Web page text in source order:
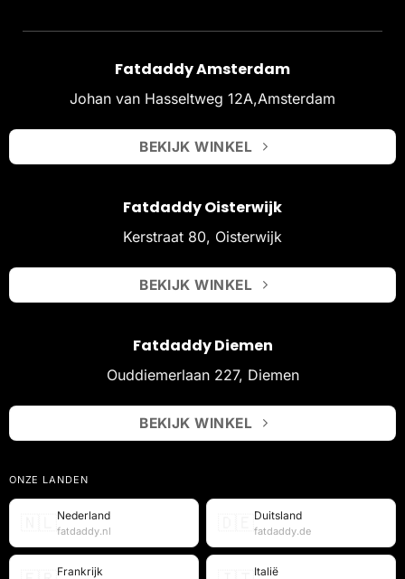
Fatdaddy Amsterdam
Johan van Hasseltweg 12A,Amsterdam
BEKIJK WINKEL
Fatdaddy Oisterwijk
Kerstraat 80, Oisterwijk
BEKIJK WINKEL
Fatdaddy Diemen
Ouddiemerlaan 227, Diemen
BEKIJK WINKEL
ONZE LANDEN
Nederland
fatdaddy.nl
Duitsland
fatdaddy.de
Frankrijk Italië